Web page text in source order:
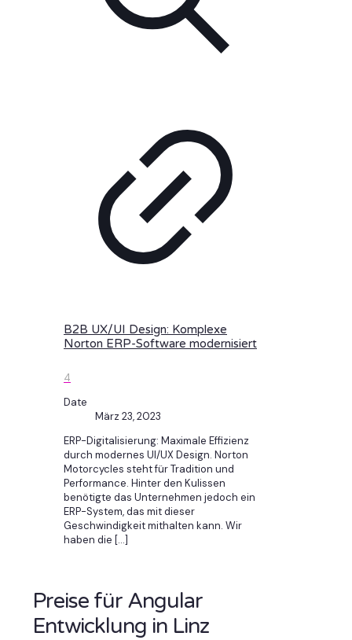
B2B UX/UI Design: Komplexe
Norton ERP-Software modernisiert
4
Date
März 23, 2023
ERP-Digitalisierung: Maximale Effizienz
durch modernes UI/UX Design. Norton
Motorcycles steht für Tradition und
Performance. Hinter den Kulissen
benötigte das Unternehmen jedoch ein
ERP-System, das mit dieser
Geschwindigkeit mithalten kann. Wir
haben die […]
Preise für Angular
Entwicklung in Linz